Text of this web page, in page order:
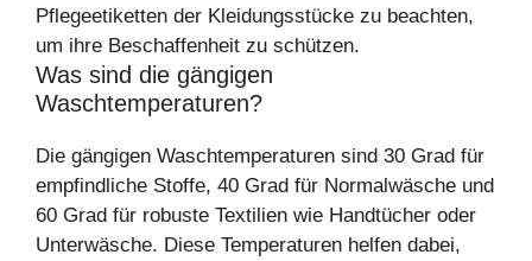
Pflegeetiketten der Kleidungsstücke zu beachten,
um ihre Beschaffenheit zu schützen.
Was sind die gängigen
Waschtemperaturen?
Die gängigen Waschtemperaturen sind 30 Grad für
empfindliche Stoffe, 40 Grad für Normalwäsche und
60 Grad für robuste Textilien wie Handtücher oder
Unterwäsche. Diese Temperaturen helfen dabei,